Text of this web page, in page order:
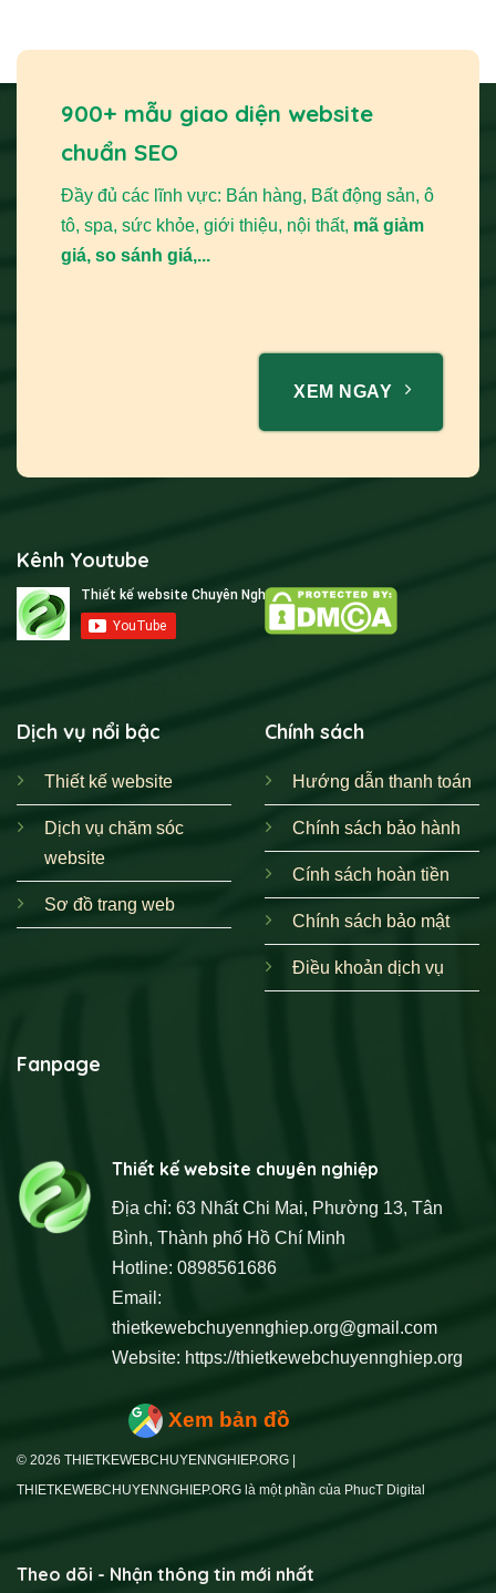
900+ mẫu giao diện website
chuẩn SEO
Đầy đủ các lĩnh vực: Bán hàng, Bất động sản, ô
tô, spa, sức khỏe, giới thiệu, nội thất, mã giảm
giá, so sánh giá,...
XEM NGAY
Kênh Youtube
Dịch vụ nổi bậc
Thiết kế website
Dịch vụ chăm sóc
website
Sơ đồ trang web
Chính sách
Hướng dẫn thanh toán
Chính sách bảo hành
Cính sách hoàn tiền
Chính sách bảo mật
Điều khoản dịch vụ
Fanpage
Thiết kế website chuyên nghiệp
Địa chỉ: 63 Nhất Chi Mai, Phường 13, Tân
Bình, Thành phố Hồ Chí Minh
Hotline: 0898561686
Email:
thietkewebchuyennghiep.org@gmail.com
Website: https://thietkewebchuyennghiep.org
Xem bản đồ
© 2026 THIETKEWEBCHUYENNGHIEP.ORG |
THIETKEWEBCHUYENNGHIEP.ORG là một phần của PhucT Digital
Theo dõi - Nhận thông tin mới nhất